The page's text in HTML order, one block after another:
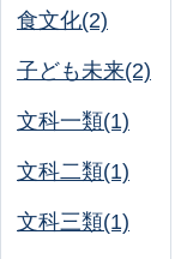
食文化(2)
子ども未来(2)
文科一類(1)
文科二類(1)
文科三類(1)